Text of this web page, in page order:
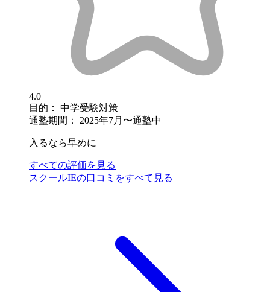
4.0
目的：
中学受験対策
通塾期間：
2025年7月〜通塾中
入るなら早めに
すべての評価を見る
スクールIEの口コミをすべて見る